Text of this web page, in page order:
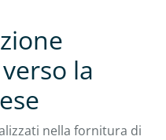
la
nella fornitura di